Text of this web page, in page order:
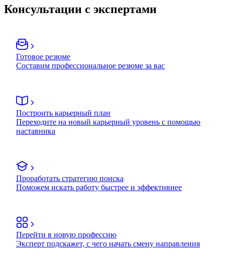
Консультации с экспертами
Готовое резюме
Составим профессиональное резюме за вас
Построить карьерный план
Переходите на новый карьерный уровень с помощью
наставника
Проработать стратегию поиска
Поможем искать работу быстрее и эффективнее
Перейти в новую профессию
Эксперт подскажет, с чего начать смену направления